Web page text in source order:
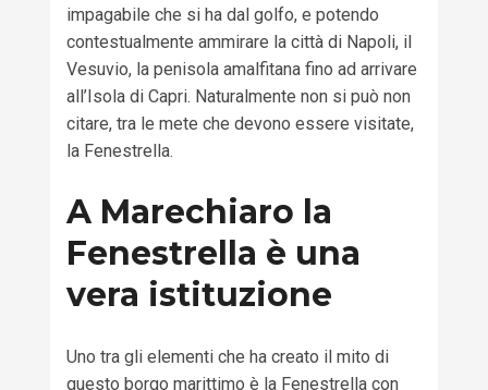
impagabile che si ha dal golfo, e potendo
contestualmente ammirare la città di Napoli, il
Vesuvio, la penisola amalfitana fino ad arrivare
all’Isola di Capri. Naturalmente non si può non
citare, tra le mete che devono essere visitate,
la Fenestrella.
A Marechiaro la
Fenestrella è una
vera istituzione
Uno tra gli elementi che ha creato il mito di
questo borgo marittimo è la Fenestrella con